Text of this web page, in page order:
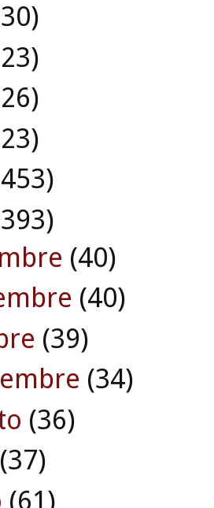
(40)
(40)
(39)
(34)
(36)
(37)
(61)